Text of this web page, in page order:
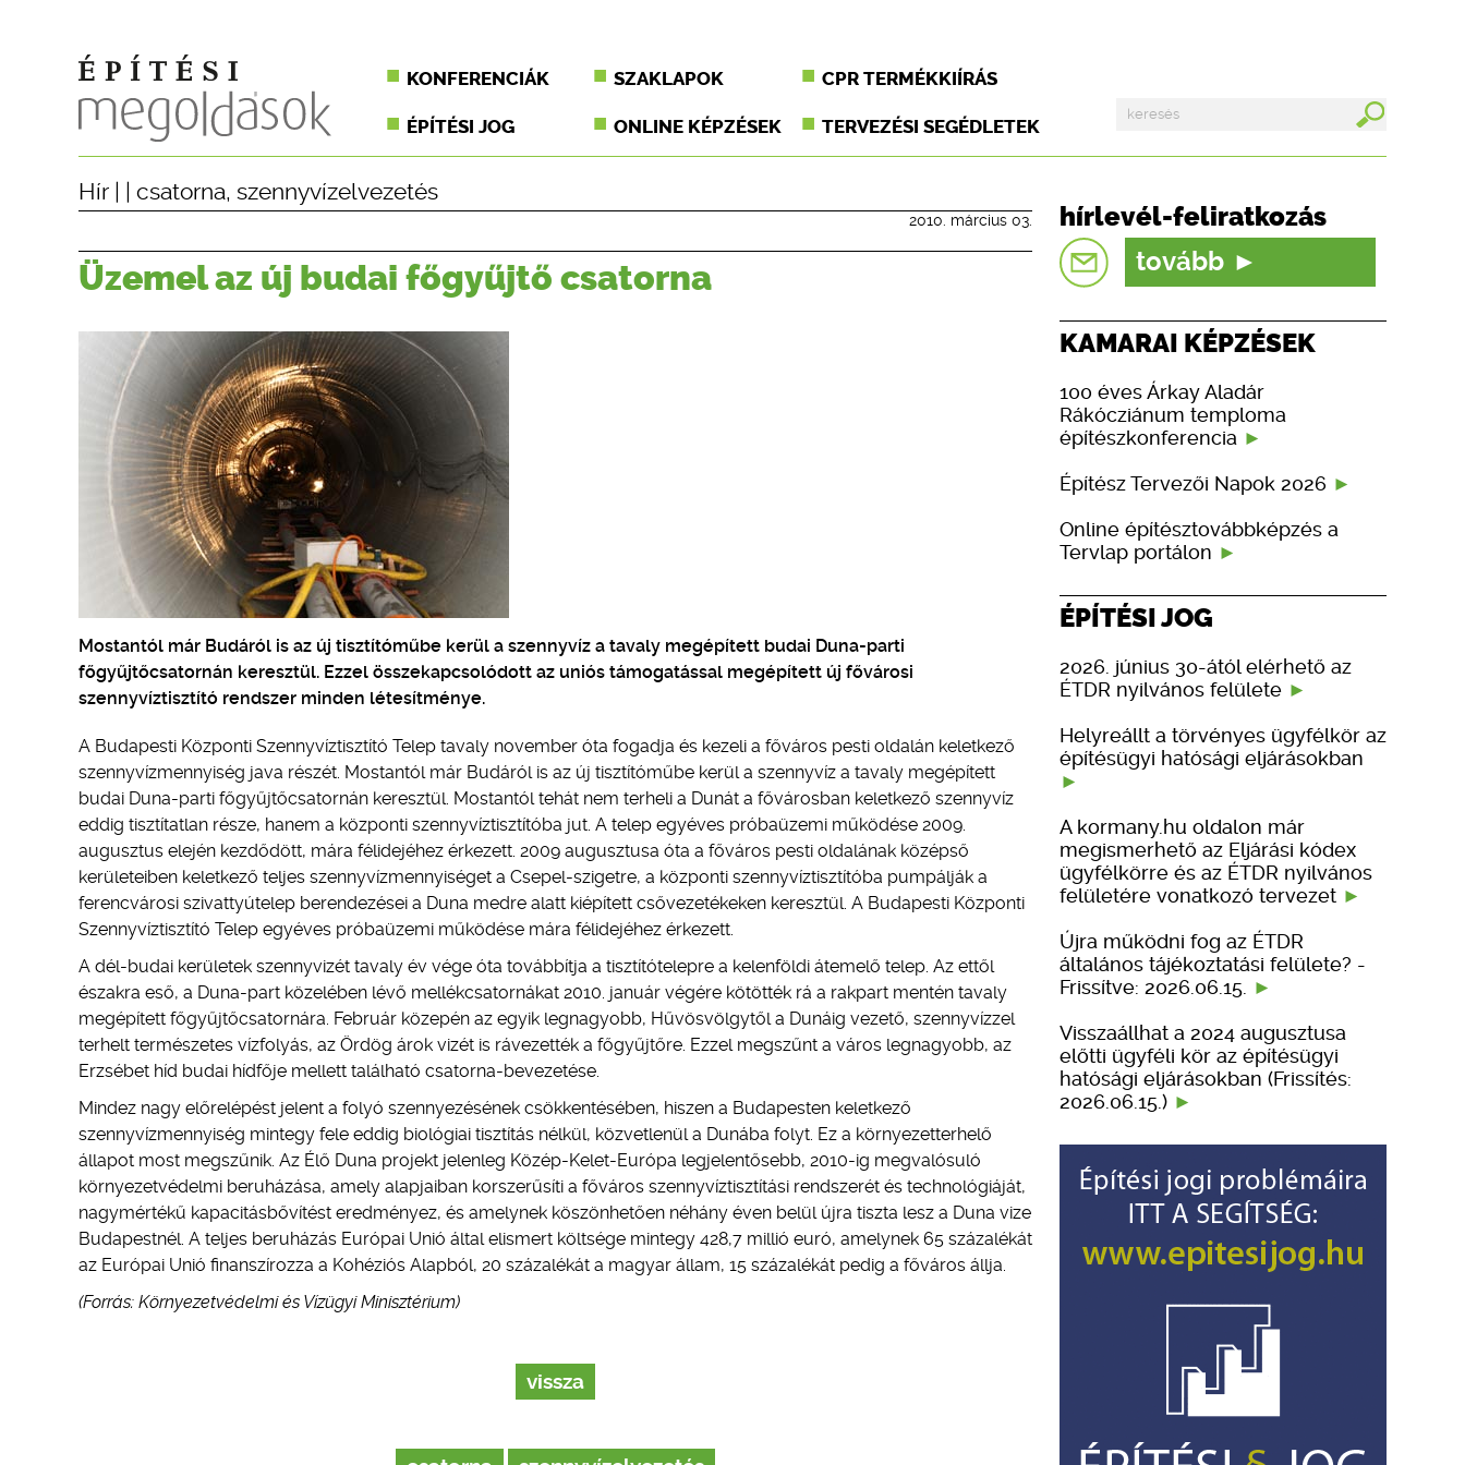
KONFERENCIÁK SZAKLAPOK CPR TERMÉKKIÍRÁS
ÉPÍTÉSI JOG ONLINE KÉPZÉSEK TERVEZÉSI SEGÉDLETEK
Hír csatorna, szennyvízelvezetés
2010. március 03.
Üzemel az új budai főgyűjtő csatorna
Mostantól már Budáról is az új tisztítóműbe kerül a szennyvíz a tavaly megépített budai Duna-parti
főgyűjtőcsatornán keresztül. Ezzel összekapcsolódott az uniós támogatással megépített új fővárosi
szennyvíztisztító rendszer minden létesítménye.
A Budapesti Központi Szennyvíztisztító Telep tavaly november óta fogadja és kezeli a főváros pesti oldalán keletkező
szennyvízmennyiség java részét. Mostantól már Budáról is az új tisztítóműbe kerül a szennyvíz a tavaly megépített
budai Duna-parti főgyűjtőcsatornán keresztül. Mostantól tehát nem terheli a Dunát a fővárosban keletkező szennyvíz
eddig tisztítatlan része, hanem a központi szennyvíztisztítóba jut. A telep egyéves próbaüzemi működése 2009.
augusztus elején kezdődött, mára félidejéhez érkezett. 2009 augusztusa óta a főváros pesti oldalának középső
kerületeiben keletkező teljes szennyvízmennyiséget a Csepel-szigetre, a központi szennyvíztisztítóba pumpálják a
ferencvárosi szivattyútelep berendezései a Duna medre alatt kiépített csővezetékeken keresztül. A Budapesti Központi
Szennyvíztisztító Telep egyéves próbaüzemi működése mára félidejéhez érkezett.
A dél-budai kerületek szennyvizét tavaly év vége óta továbbítja a tisztítótelepre a kelenföldi átemelő telep. Az ettől
északra eső, a Duna-part közelében lévő mellékcsatornákat 2010. január végére kötötték rá a rakpart mentén tavaly
megépített főgyűjtőcsatornára. Február közepén az egyik legnagyobb, Hűvösvölgytől a Dunáig vezető, szennyvízzel
terhelt természetes vízfolyás, az Ördög árok vizét is rávezették a főgyűjtőre. Ezzel megszűnt a város legnagyobb, az
Erzsébet híd budai hídfője mellett található csatorna-bevezetése.
Mindez nagy előrelépést jelent a folyó szennyezésének csökkentésében, hiszen a Budapesten keletkező
szennyvízmennyiség mintegy fele eddig biológiai tisztítás nélkül, közvetlenül a Dunába folyt. Ez a környezetterhelő
állapot most megszűnik. Az Élő Duna projekt jelenleg Közép-Kelet-Európa legjelentősebb, 2010-ig megvalósuló
környezetvédelmi beruházása, amely alapjaiban korszerűsíti a főváros szennyvíztisztítási rendszerét és technológiáját,
nagymértékű kapacitásbővítést eredményez, és amelynek köszönhetően néhány éven belül újra tiszta lesz a Duna vize
Budapestnél. A teljes beruházás Európai Unió által elismert költsége mintegy 428,7 millió euró, amelynek 65 százalékát
az Európai Unió finanszírozza a Kohéziós Alapból, 20 százalékát a magyar állam, 15 százalékát pedig a főváros állja.
(Forrás: Környezetvédelmi és Vízügyi Minisztérium)
vissza
hírlevél-feliratkozás
tovább
KAMARAI KÉPZÉSEK
100 éves Árkay Aladár
Rákócziánum temploma
építészkonferencia
Építész Tervezői Napok 2026
Online építésztovábbképzés a
Tervlap portálon
ÉPÍTÉSI JOG
2026. június 30-ától elérhető az
ÉTDR nyilvános felülete
Helyreállt a törvényes ügyfélkör az
építésügyi hatósági eljárásokban
A kormany.hu oldalon már
megismerhető az Eljárási kódex
ügyfélkörre és az ÉTDR nyilvános
felületére vonatkozó tervezet
Újra működni fog az ÉTDR
általános tájékoztatási felülete? -
Frissítve: 2026.06.15.
Visszaállhat a 2024 augusztusa
előtti ügyféli kör az építésügyi
hatósági eljárásokban (Frissítés:
2026.06.15.)